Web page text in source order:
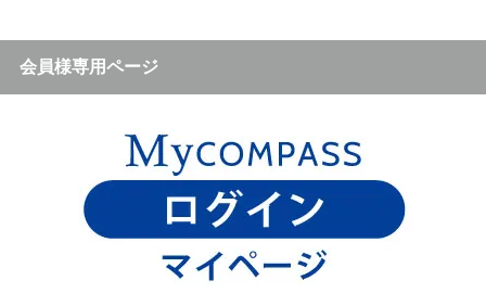
会員様専用ページ